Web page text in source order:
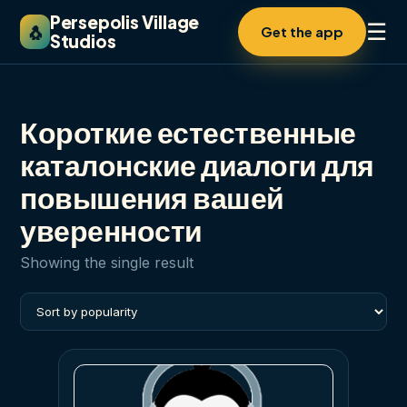
🐧 Persepolis Village
Studios
Get the app ☰
Короткие естественные
каталонские диалоги для
повышения вашей
уверенности
Showing the single result